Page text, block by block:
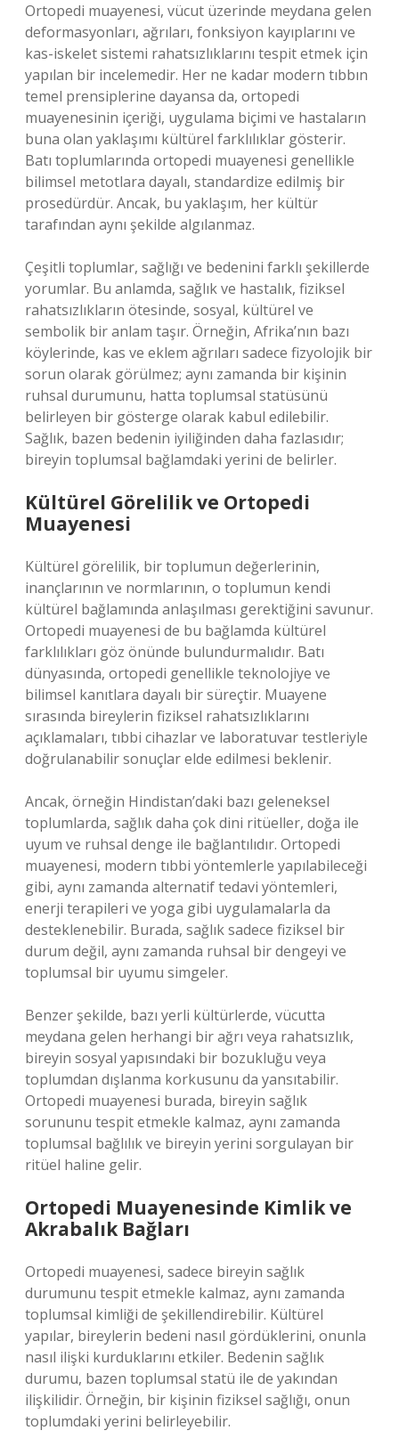
Ortopedi muayenesi, vücut üzerinde meydana gelen
deformasyonları, ağrıları, fonksiyon kayıplarını ve
kas-iskelet sistemi rahatsızlıklarını tespit etmek için
yapılan bir incelemedir. Her ne kadar modern tıbbın
temel prensiplerine dayansa da, ortopedi
muayenesinin içeriği, uygulama biçimi ve hastaların
buna olan yaklaşımı kültürel farklılıklar gösterir.
Batı toplumlarında ortopedi muayenesi genellikle
bilimsel metotlara dayalı, standardize edilmiş bir
prosedürdür. Ancak, bu yaklaşım, her kültür
tarafından aynı şekilde algılanmaz.
Çeşitli toplumlar, sağlığı ve bedenini farklı şekillerde
yorumlar. Bu anlamda, sağlık ve hastalık, fiziksel
rahatsızlıkların ötesinde, sosyal, kültürel ve
sembolik bir anlam taşır. Örneğin, Afrika’nın bazı
köylerinde, kas ve eklem ağrıları sadece fizyolojik bir
sorun olarak görülmez; aynı zamanda bir kişinin
ruhsal durumunu, hatta toplumsal statüsünü
belirleyen bir gösterge olarak kabul edilebilir.
Sağlık, bazen bedenin iyiliğinden daha fazlasıdır;
bireyin toplumsal bağlamdaki yerini de belirler.
Kültürel Görelilik ve Ortopedi
Muayenesi
Kültürel görelilik, bir toplumun değerlerinin,
inançlarının ve normlarının, o toplumun kendi
kültürel bağlamında anlaşılması gerektiğini savunur.
Ortopedi muayenesi de bu bağlamda kültürel
farklılıkları göz önünde bulundurmalıdır. Batı
dünyasında, ortopedi genellikle teknolojiye ve
bilimsel kanıtlara dayalı bir süreçtir. Muayene
sırasında bireylerin fiziksel rahatsızlıklarını
açıklamaları, tıbbi cihazlar ve laboratuvar testleriyle
doğrulanabilir sonuçlar elde edilmesi beklenir.
Ancak, örneğin Hindistan’daki bazı geleneksel
toplumlarda, sağlık daha çok dini ritüeller, doğa ile
uyum ve ruhsal denge ile bağlantılıdır. Ortopedi
muayenesi, modern tıbbi yöntemlerle yapılabileceği
gibi, aynı zamanda alternatif tedavi yöntemleri,
enerji terapileri ve yoga gibi uygulamalarla da
desteklenebilir. Burada, sağlık sadece fiziksel bir
durum değil, aynı zamanda ruhsal bir dengeyi ve
toplumsal bir uyumu simgeler.
Benzer şekilde, bazı yerli kültürlerde, vücutta
meydana gelen herhangi bir ağrı veya rahatsızlık,
bireyin sosyal yapısındaki bir bozukluğu veya
toplumdan dışlanma korkusunu da yansıtabilir.
Ortopedi muayenesi burada, bireyin sağlık
sorununu tespit etmekle kalmaz, aynı zamanda
toplumsal bağlılık ve bireyin yerini sorgulayan bir
ritüel haline gelir.
Ortopedi Muayenesinde Kimlik ve
Akrabalık Bağları
Ortopedi muayenesi, sadece bireyin sağlık
durumunu tespit etmekle kalmaz, aynı zamanda
toplumsal kimliği de şekillendirebilir. Kültürel
yapılar, bireylerin bedeni nasıl gördüklerini, onunla
nasıl ilişki kurduklarını etkiler. Bedenin sağlık
durumu, bazen toplumsal statü ile de yakından
ilişkilidir. Örneğin, bir kişinin fiziksel sağlığı, onun
toplumdaki yerini belirleyebilir.